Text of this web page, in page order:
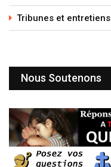
Tribunes et entretiens
Nous Soutenons